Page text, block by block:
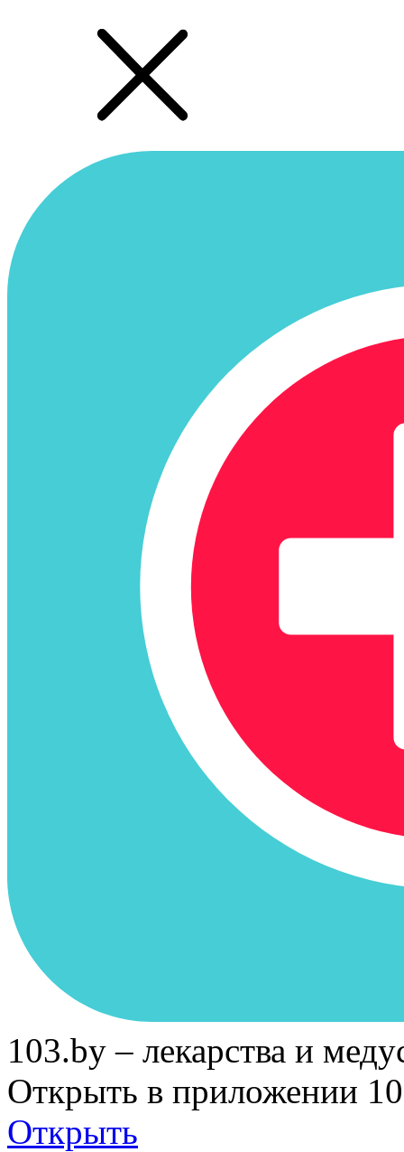
103.by – лекарства и
Открыть в приложении
Открыть